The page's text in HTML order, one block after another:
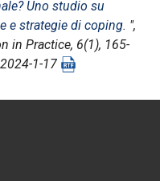
Uno studio su
e strategie di coping. ",
in Practice, 6(1), 165-
1-17